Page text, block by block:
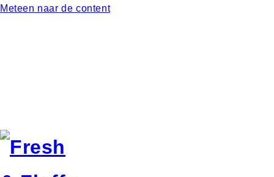
Meteen naar de content